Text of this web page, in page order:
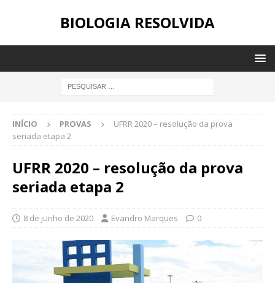
BIOLOGIA RESOLVIDA
INÍCIO PROVAS
UFRR 2020 – resolução da prova
seriada etapa 2
UFRR 2020 – resolução da prova
seriada etapa 2
8 de junho de 2020 Evandro Marques 0